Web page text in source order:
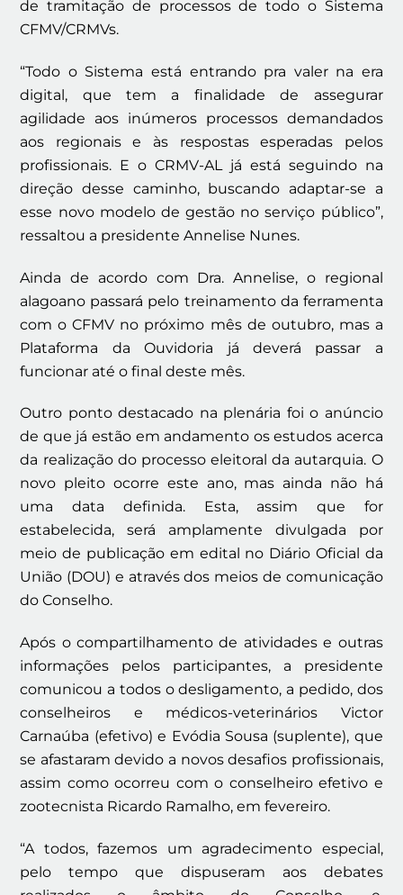
de tramitação de processos de todo o Sistema
CFMV/CRMVs.
“Todo o Sistema está entrando pra valer na era
digital, que tem a finalidade de assegurar
agilidade aos inúmeros processos demandados
aos regionais e às respostas esperadas pelos
profissionais. E o CRMV-AL já está seguindo na
direção desse caminho, buscando adaptar-se a
esse novo modelo de gestão no serviço público”,
ressaltou a presidente Annelise Nunes.
Ainda de acordo com Dra. Annelise, o regional
alagoano passará pelo treinamento da ferramenta
com o CFMV no próximo mês de outubro, mas a
Plataforma da Ouvidoria já deverá passar a
funcionar até o final deste mês.
Outro ponto destacado na plenária foi o anúncio
de que já estão em andamento os estudos acerca
da realização do processo eleitoral da autarquia. O
novo pleito ocorre este ano, mas ainda não há
uma data definida. Esta, assim que for
estabelecida, será amplamente divulgada por
meio de publicação em edital no Diário Oficial da
União (DOU) e através dos meios de comunicação
do Conselho.
Após o compartilhamento de atividades e outras
informações pelos participantes, a presidente
comunicou a todos o desligamento, a pedido, dos
conselheiros e médicos-veterinários Victor
Carnaúba (efetivo) e Evódia Sousa (suplente), que
se afastaram devido a novos desafios profissionais,
assim como ocorreu com o conselheiro efetivo e
zootecnista Ricardo Ramalho, em fevereiro.
“A todos, fazemos um agradecimento especial,
pelo tempo que dispuseram aos debates